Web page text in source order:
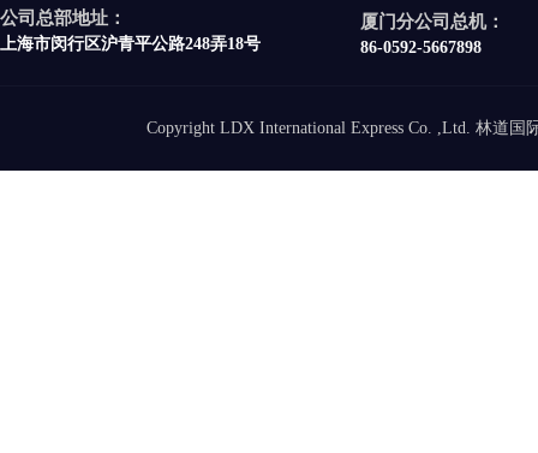
公司总部地址：
上海市闵行区沪青平公路248弄18号
厦门分公司总机：
86-0592-5667898
Copyright LDX International Express Co. ,Ltd. 林道国